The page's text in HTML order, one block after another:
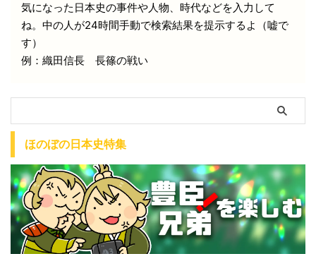
気になった日本史の事件や人物、時代などを入力して
ね。中の人が24時間手動で検索結果を提示するよ（嘘で
す）
例：織田信長 長篠の戦い
ほのぼの日本史特集